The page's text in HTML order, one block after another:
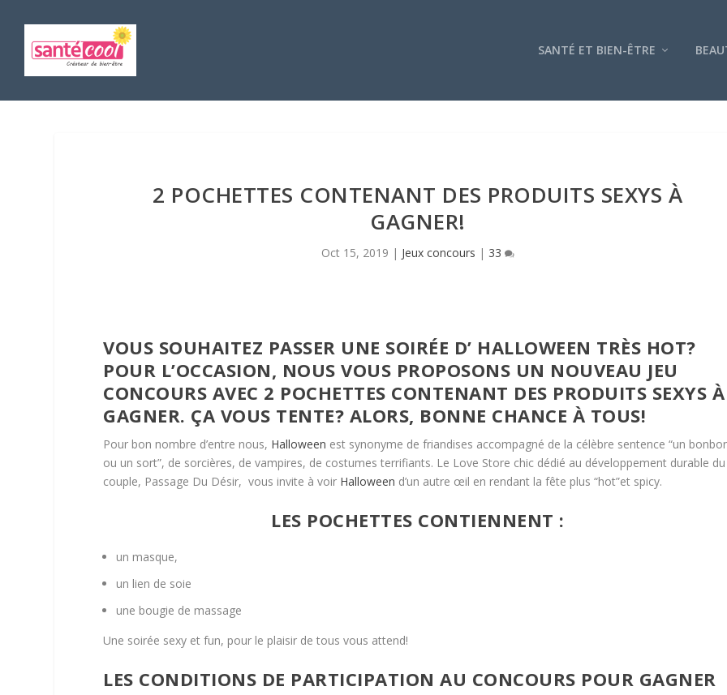
SANTÉ ET BIEN-ÊTRE
2 POCHETTES CONTENANT DES PRODUITS SEXYS À
GAGNER!
Oct 15, 2019 | Jeux concours | 33
VOUS SOUHAITEZ PASSER UNE SOIRÉE D’ HALLOWEEN TRÈS HOT?
POUR L’OCCASION, NOUS VOUS PROPOSONS UN NOUVEAU JEU
CONCOURS AVEC 2 POCHETTES CONTENANT DES PRODUITS SEXYS À
GAGNER. ÇA VOUS TENTE? ALORS, BONNE CHANCE À TOUS!
Pour bon nombre d’entre nous, Halloween est synonyme de friandises accompagné de la célèbre sentence “un
ou un sort”, de sorcières, de vampires, de costumes terrifiants. Le Love Store chic dédié au développement durable du
couple, Passage Du Désir, vous invite à voir Halloween d’un autre œil en rendant la fête plus “hot”et spicy.
LES POCHETTES CONTIENNENT :
un masque,
un lien de soie
une bougie de massage
Une soirée sexy et fun, pour le plaisir de tous vous attend!
LES CONDITIONS DE PARTICIPATION AU CONCOURS POUR GAGNER